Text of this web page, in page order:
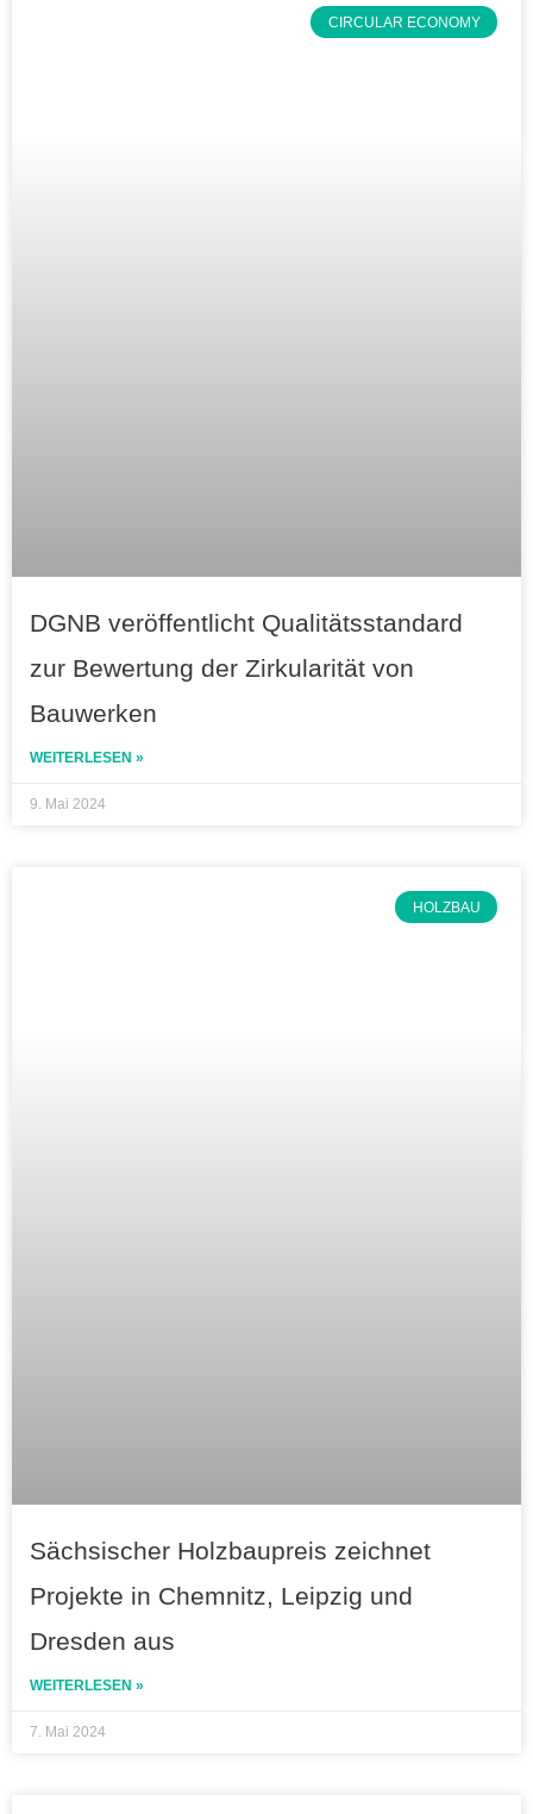
CIRCULAR ECONOMY
DGNB veröffentlicht Qualitätsstandard
zur Bewertung der Zirkularität von
Bauwerken
WEITERLESEN »
9. Mai 2024
HOLZBAU
Sächsischer Holzbaupreis zeichnet
Projekte in Chemnitz, Leipzig und
Dresden aus
WEITERLESEN »
7. Mai 2024